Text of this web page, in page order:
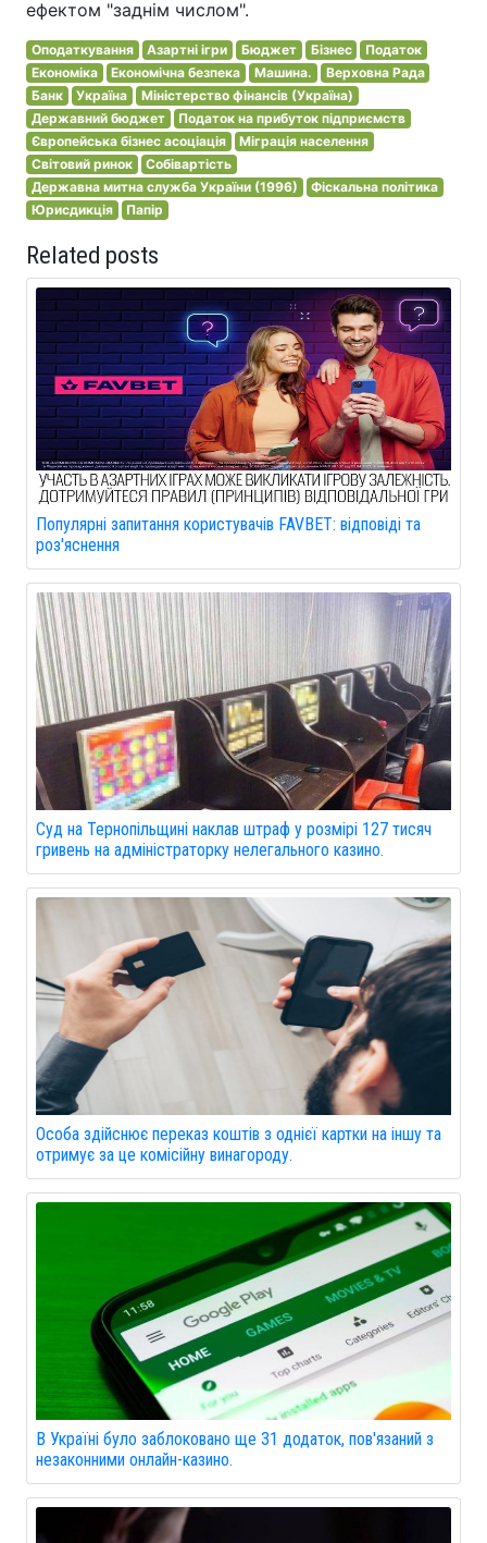
ефектом "заднім числом".
Оподаткування Азартні ігри Бюджет Бізнес
Податок
Економіка
Економічна безпека Машина.
Верховна Рада
Банк
Україна
Міністерство фінансів (Україна)
Державний бюджет
Податок на прибуток підприємств
Європейська бізнес асоціація
Міграція населення
Світовий ринок
Собівартість
Державна митна служба України (1996)
Фіскальна політика
Юрисдикція
Папір
Related posts
Популярні запитання користувачів FAVBET: відповіді та
роз'яснення
Суд на Тернопільщині наклав штраф у розмірі 127 тисяч
гривень на адміністраторку нелегального казино.
Особа здійснює переказ коштів з однієї картки на іншу та
отримує за це комісійну винагороду.
В Україні було заблоковано ще 31 додаток, пов'язаний з
незаконними онлайн-казино.